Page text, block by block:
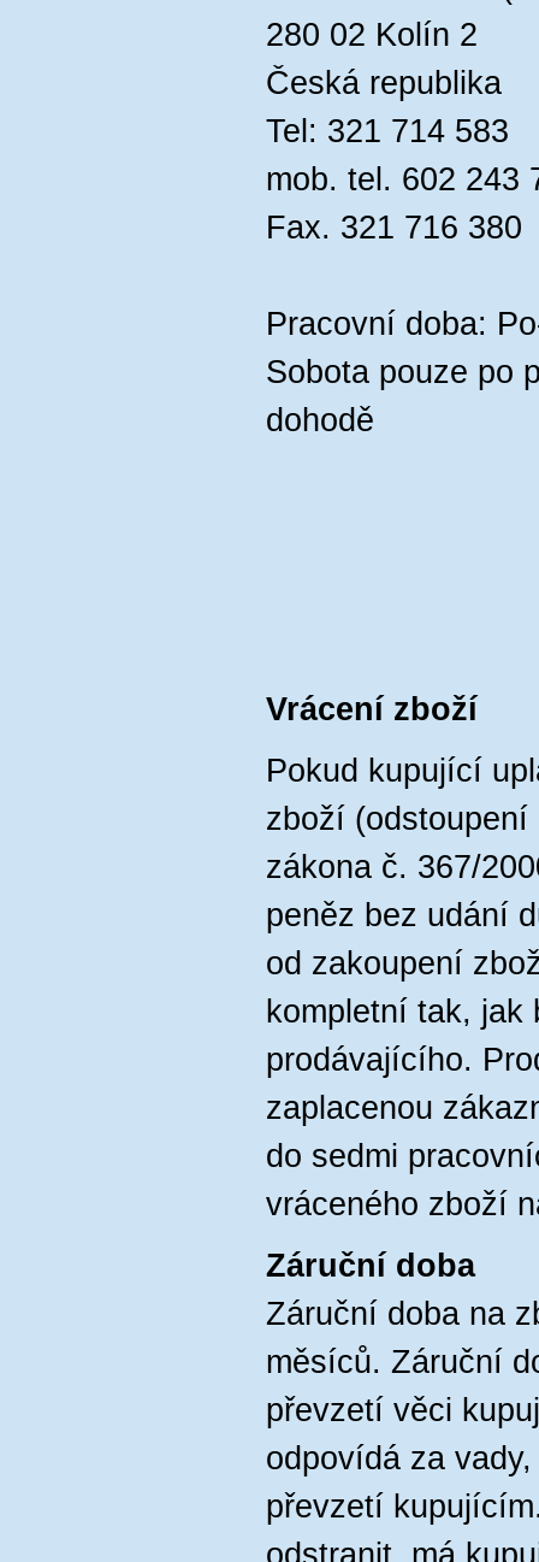
280 02 Kolín 2
Česká republika
Tel: 321 714 583
mob. tel. 602 243
Fax. 321 716 380
Pracovní doba:
Sobota pouze po
dohodě
Vrácení zboží
Pokud kupující
zboží
zákona č. 367/
peněz bez udání
od zakoupení
kompletní tak, jak
prodávajícího.
zaplacenou
do sedmi
vráceného zboží
Záruční doba
Záruční doba na
měsíců. Záruční
převzetí věci
odpovídá za
převzetí
odstranit, má